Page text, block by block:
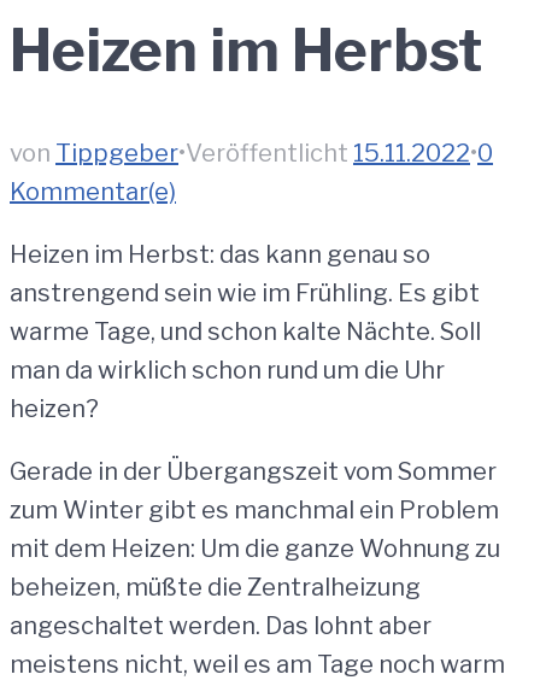
Heizen im Herbst
von Tippgeber•Veröffentlicht 15.11.2022•0
Kommentar(e)
Heizen im Herbst: das kann genau so
anstrengend sein wie im Frühling. Es gibt
warme Tage, und schon kalte Nächte. Soll
man da wirklich schon rund um die Uhr
heizen?
Gerade in der Übergangszeit vom Sommer
zum Winter gibt es manchmal ein Problem
mit dem Heizen: Um die ganze Wohnung zu
beheizen, müßte die Zentralheizung
angeschaltet werden. Das lohnt aber
meistens nicht, weil es am Tage noch warm